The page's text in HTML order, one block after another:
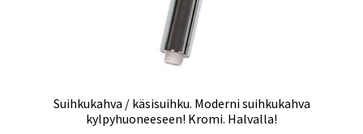
Suihkukahva / käsisuihku. Moderni suihkukahva
kylpyhuoneeseen! Kromi. Halvalla!